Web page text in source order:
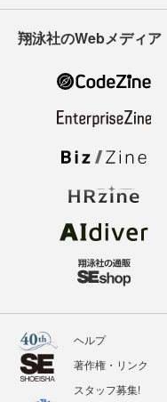
翔泳社のWebメディア
ヘルプ
著作権・リンク
スタッフ募集!